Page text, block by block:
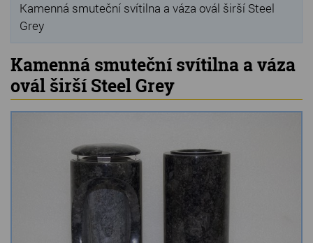
Lávové grilovací kameny
Kamenné truhlíky
Chladící kostky a puky
Doplňky do kuchyně
Hřbitovní doplňky
Zvířecí náhrobky a pomníčky
Kamenné stoly, konferenční stolky
Barevné kamenné drti
Kamenná smuteční svítilna a váza ovál širší Steel
Grey
Kamenná smuteční svítilna a váza
ovál širší Steel Grey